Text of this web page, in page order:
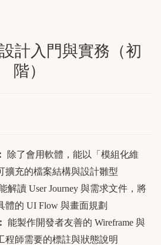
計入門與實務（初
階）
除了會用軟體，能以「模組化維
擴充的檔案結構與設計雛型
解讀 User Journey 與需求文件，將
體的 UI Flow 與畫面規劃
能製作開發者友善的 Wireframe 與
程師需要的標註與狀態說明